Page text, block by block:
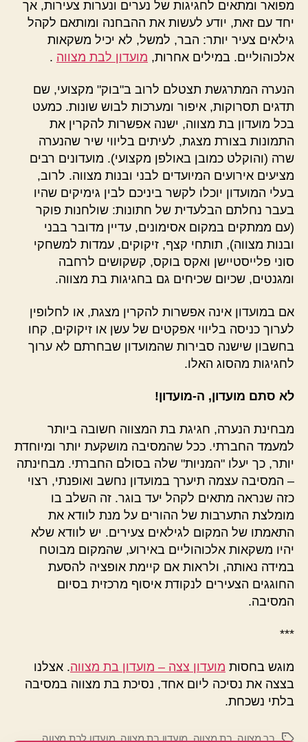
מפואר ומתאים לחגיגות של נערים ונערות צעירות, אך
יחד עם זאת, יודע לעשות את ההבחנה ומותאם לקהל
גילאים צעיר יותר: הבר, למשל, לא יכיל משקאות
אלכוהוליים. במילים אחרות, מועדון לבת מצווה .
הנערה המתרגשת תצטלם לרוב ב"בוק" מקצועי, שם
תדגים תסרוקות, איפור ומערכות לבוש שונות. כמעט
בכל מועדון בת מצווה, ישנה אפשרות להקרין את
התמונות בצורת מצגת, לעיתים בליווי שיר שהנערה
שרה (והוקלט כמובן באולפן מקצועי). מועדונים רבים
מציעים אירועים המיועדים לבני ובנות מצווה. לרוב,
בעלי המועדון יוכלו לקשר ביניכם לבין גימיקים שהיו
בעבר נחלתם הבלעדית של חתונות: שולחנות פוקר
(עם ממתקים במקום אסימונים, עדיין מדובר בבני
ובנות מצווה), תותחי קצף, זיקוקים, עמדות למשחקי
סוני פלייסטיישן ואקס בוקס, קשקושים לרחבה
ומגנטים, שכיום שכיחים גם בחגיגות בת מצווה.
אם במועדון אינה אפשרות להקרין מצגת, או לחלופין
לערוך כניסה בליווי אפקטים של עשן או זיקוקים, קחו
בחשבון שישנה סבירות שהמועדון שבחרתם לא ערוך
לחגיגות מהסוג האלו.
לא סתם מועדון, ה-מועדון!
מבחינת הנערה, חגיגת בת המצווה חשובה ביותר
למעמד החברתי. ככל שהמסיבה מושקעת יותר ומיוחדת
יותר, כך יעלו "המניות" שלה בסולם החברתי. מבחינתה
– המסיבה עצמה תיערך במועדון נחשב ואופנתי, רצוי
כזה שנראה מתאים לקהל יעד בוגר. זה השלב בו
מומלצת התערבות של ההורים על מנת לוודא את
התאמתו של המקום לגילאים צעירים. יש לוודא שלא
יהיו משקאות אלכוהוליים באירוע, שהמקום מבוטח
במידה נאותה, ולראות אם קיימת אופציה להסעת
החוגגים הצעירים לנקודת איסוף מרכזית בסיום
המסיבה.
***
מוגש בחסות מועדון צצה – מועדון בת מצווה. אצלנו
בצצה את נסיכה ליום אחד, נסיכת בת מצווה במסיבה
בלתי נשכחת.
תגיותבר מצווה,בת מצווה,מועדון בת מצווה,מועדון לבת מצווה